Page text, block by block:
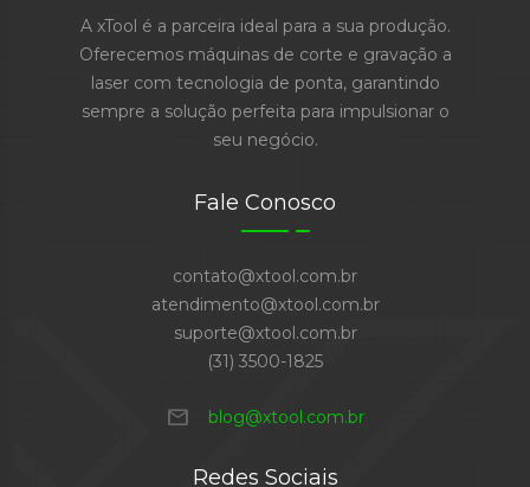
A xTool é a parceira ideal para a sua produção.
Oferecemos máquinas de corte e gravação a
laser com tecnologia de ponta, garantindo
sempre a solução perfeita para impulsionar o
seu negócio.
Fale Conosco
contato@xtool.com.br
atendimento@xtool.com.br
suporte@xtool.com.br
(31) 3500-1825
mail blog@xtool.com.br
Redes Sociais